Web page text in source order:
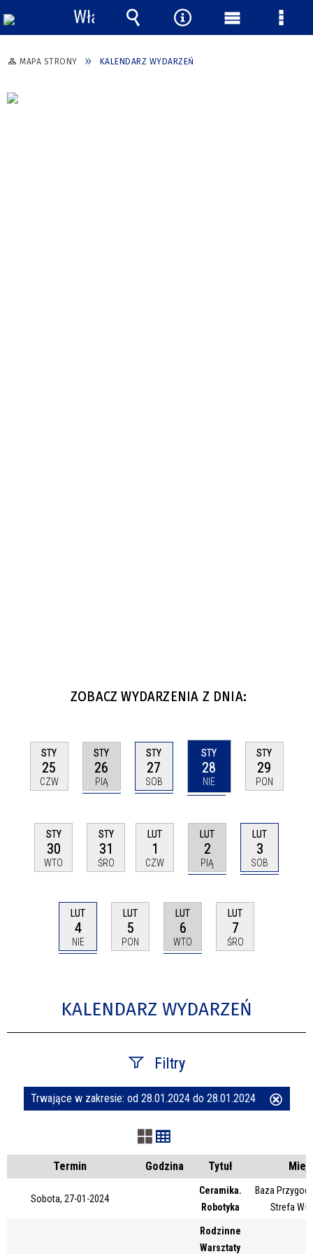
MAPA STRONY KALENDARZ WYDARZEŃ
ZOBACZ WYDARZENIA Z DNIA:
STY
25
CZW
STY
26
PIĄ
STY
27
SOB
STY
28
NIE
STY
29
PON
STY
30
WTO
STY
31
ŚRO
LUT
1
CZW
LUT
2
PIĄ
LUT
3
SOB
LUT
4
NIE
LUT
5
PON
LUT
6
WTO
LUT
7
ŚRO
KALENDARZ WYDARZEŃ
Filtry
Szukana fraza
Kategoria
Trwające w zakresie: od 28.01.2024 do 28.01.2024
Termin Godzina Tytuł
Sobota, 27-01-2024
Ceramika.
Robotyka
Baza
Strefa
Rodzinne
Warsztaty
Włącz
powiadomienia
Wyszukiwarka
Narzędzia
Menu Menu